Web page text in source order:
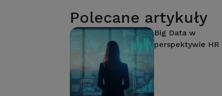
Polecane artykuły
Big Data w
perspektywie HR